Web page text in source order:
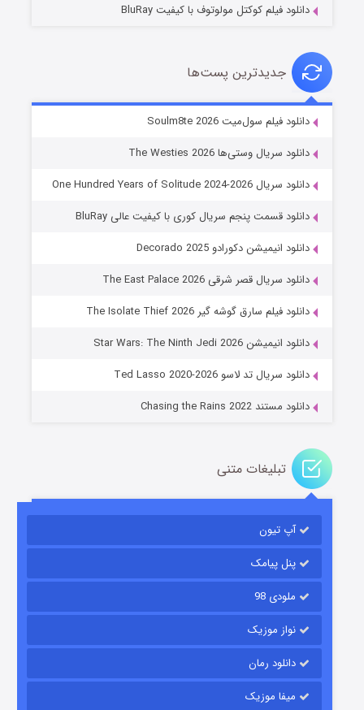
خاندان اژدها فصل ۳
جادوگری در مغولستان
قسمت ۱۴ (زیرنویس) منتشر شد
دانلود فیلم کوکتل مولوتوف با کیفیت BluRay
جدیدترین پست‌ها
دانلود فیلم سول‌میت Soulm8te 2026
دانلود سریال وستی‌ها The Westies 2026
دانلود سریال One Hundred Years of Solitude 2024-2026
دانلود قسمت پنجم سریال کوری با کیفیت عالی BluRay
دانلود انیمیشن دکورادو Decorado 2025
دانلود سریال قصر شرقی The East Palace 2026
دانلود فیلم سارق گوشه گیر The Isolate Thief 2026
دانلود انیمیشن Star Wars: The Ninth Jedi 2026
دانلود سریال تد لاسو Ted Lasso 2020-2026
دانلود مستند Chasing the Rains 2022
تبلیغات متنی
آپ تیون
پنل پیامک
ملودی 98
نواز موزیک
دانلود رمان
میفا موزیک